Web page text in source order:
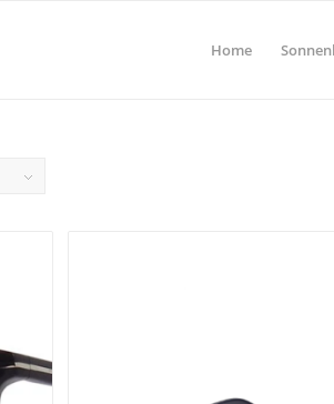
Home